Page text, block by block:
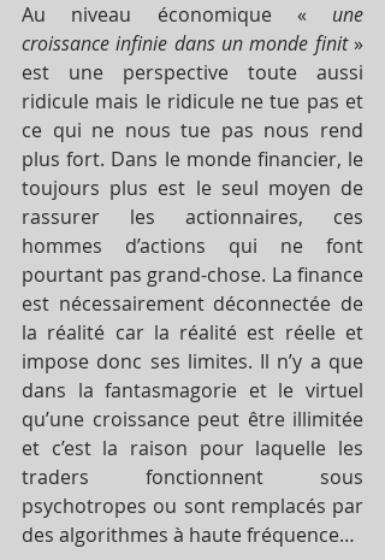
Au niveau économique « une
croissance infinie dans un monde finit »
est une perspective toute aussi
ridicule mais le ridicule ne tue pas et
ce qui ne nous tue pas nous rend
plus fort. Dans le monde financier, le
toujours plus est le seul moyen de
rassurer les actionnaires, ces
hommes d’actions qui ne font
pourtant pas grand-chose. La finance
est nécessairement déconnectée de
la réalité car la réalité est réelle et
impose donc ses limites. Il n’y a que
dans la fantasmagorie et le virtuel
qu’une croissance peut être illimitée
et c’est la raison pour laquelle les
traders fonctionnent sous
psychotropes ou sont remplacés par
des algorithmes à haute fréquence…